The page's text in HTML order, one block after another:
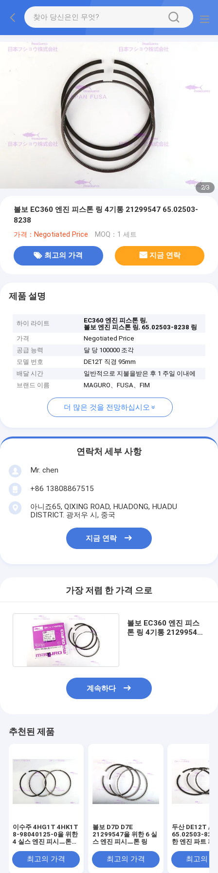
2/3
볼보 EC360 엔진 피스톤 링 4기통 21299547 65.02503-
8238
가격：Negotiated Price MOQ：1 세트
최고의 가격 지금 연락
제품 설명
하이 라이트 EC360 엔진 피스톤 링,
볼보 엔진 피스톤 링, 65.02503-8238 링
가격
Negotiated Price
공급 능력
달 당 100000 조각
모델 번호
DE12T 직경 95mm
배달 시간
일반적으로 지불을받은 후 1 주일 이내에
브랜드 이름
MAGURO、FUSA、FIM
더 많은 것을 전망하십시오
연락처 세부 사항
Mr. chen
+86 13808867515
아니죠65, QIXING ROAD, HUADONG, HUADU
DISTRICT. 광저우 시, 중국
지금 연락
가장 저렴 한 가격 으로
볼보 EC360 엔진 피스
톤 링 4기통 21299547
계속하다
추천된 제품
이수주 4HG1T 4HK1T
8-98040125-0을 위한
4 실스 엔진 피시ㅡ톤
최고의 가격
볼보 D7D D7E
21299547을 위한 6 실
스 엔진 피시ㅡ톤 링
최고의 가격
두산 DE12T /
65.02503-
한 엔진 파트 피
최고의